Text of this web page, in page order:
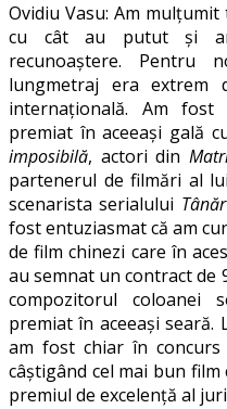
Ovidiu Vasu: Am
cu cât au putut și
recunoaștere. Pentru
lungmetraj era extrem
internațională. Am
premiat în aceeași gală
imposibilă, actori din
partenerul de filmări al
scenarista serialului
fost entuziasmat că am
de film chinezi care în
au semnat un contract de
compozitorul
premiat în aceeași seară.
am fost chiar în concurs
câștigând cel mai bun film
premiul de excelență al